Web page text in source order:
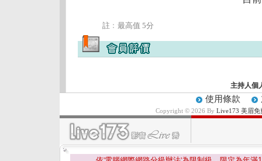
註﹕最高值 5分
主持人個
使用條款
Copyright © 2026 By Live173 美眉